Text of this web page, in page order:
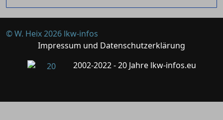
© W. Heix 2026 lkw-infos
Impressum und Datenschutzerklärung
2002-2022 - 20 Jahre lkw-infos.eu